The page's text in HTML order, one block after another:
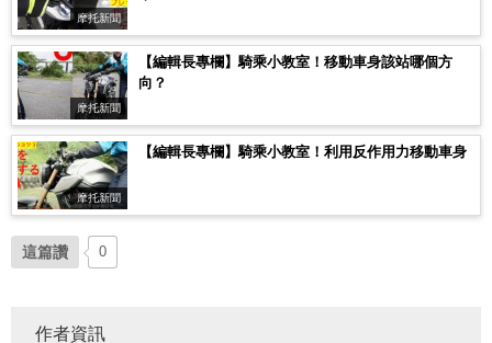
摩托新聞
摩托新聞
【編輯長專欄】騎乘小教室！移動車身該站哪個方
向？
摩托新聞
【編輯長專欄】騎乘小教室！利用反作用力移動車身
這篇讚 0
作者資訊